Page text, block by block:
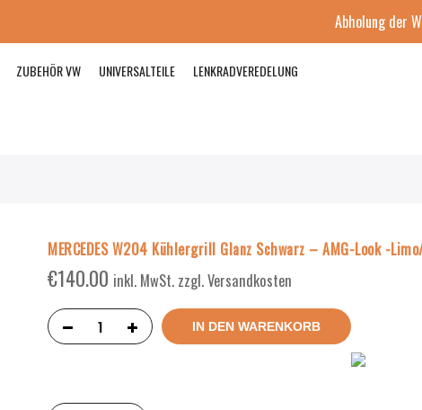
Abholung der
ZUBEHÖR VW UNIVERSALTEILE LENKRADVEREDELUNG
MERCEDES W204 Kühlergrill Glanz Schwarz – AMG-Look -
€140.00 inkl. MwSt. zzgl. Versandkosten
IN DEN WARENKORB